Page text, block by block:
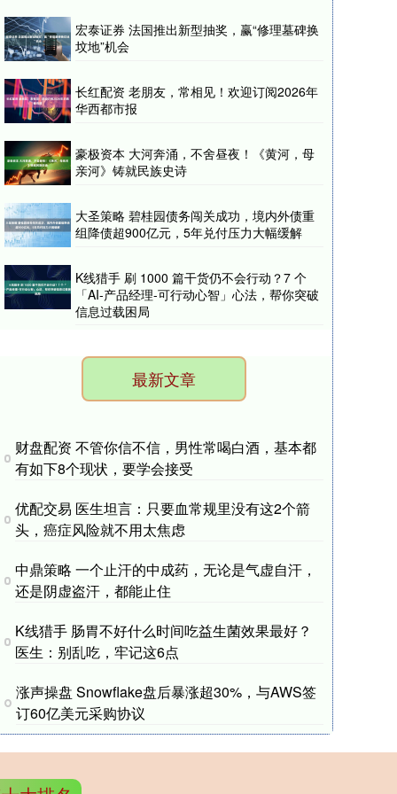
宏泰证券 法国推出新型抽奖，赢“修理墓碑换
坟地”机会
长红配资 老朋友，常相见！欢迎订阅2026年
华西都市报
豪极资本 大河奔涌，不舍昼夜！《黄河，母
亲河》铸就民族史诗
大圣策略 碧桂园债务闯关成功，境内外债重
组降债超900亿元，5年兑付压力大幅缓解
K线猎手 刷 1000 篇干货仍不会行动？7 个
「AI-产品经理-可行动心智」心法，帮你突破
信息过载困局
最新文章
财盘配资 不管你信不信，男性常喝白酒，基本都
有如下8个现状，要学会接受
优配交易 医生坦言：只要血常规里没有这2个箭
头，癌症风险就不用太焦虑
中鼎策略 一个止汗的中成药，无论是气虚自汗，
还是阴虚盗汗，都能止住
K线猎手 肠胃不好什么时间吃益生菌效果最好？
医生：别乱吃，牢记这6点
涨声操盘 Snowflake盘后暴涨超30%，与AWS签
订60亿美元采购协议